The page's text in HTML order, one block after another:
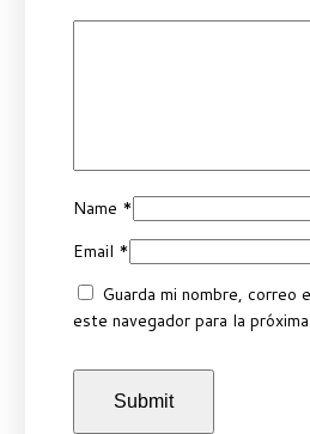
Name *
Email *
Guarda mi nombre, correo
este navegador para la